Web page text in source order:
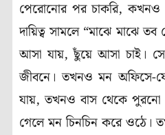
পেরোনোর পর চাকরি, কখনও
দায়িত্ব সামলে “মাঝে মাঝে
আসা যায়, ছুঁয়ে আসা চাই। সে
জীবনে। তখনও মন অফিসে-
যায়, তখনও বাস থেকে পুরনো
গেলে মন চিনচিন করে ওঠে।